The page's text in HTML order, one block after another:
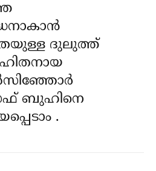
ദുലുത്ത്
ബുഹിനെ
.